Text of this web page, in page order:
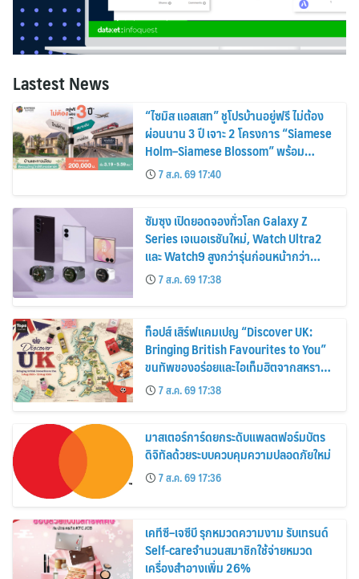
Lastest News
“ไซมิส แอสเสท” ชูโปรบ้านอยู่ฟรี ไม่ต้อง
ผ่อนนาน 3 ปี เจาะ 2 โครงการ “Siamese
Holm–Siamese Blossom” พร้อม
ส่วนลดและสิทธิพิเศษถึง 31 สิงหาคม
2569
7 ส.ค. 69 17:40
ซัมซุง เปิดยอดจองทั่วโลก Galaxy Z
Series เจเนอเรชันใหม่, Watch Ultra2
และ Watch9 สูงกว่ารุ่นก่อนหน้ากว่า
30%7 ส.ค. 69 17:38
ท็อปส์ เสิร์ฟแคมเปญ “Discover UK:
Bringing British Favourites to You”
ขนทัพของอร่อยและไอเท็มฮิตจากสหราช
อาณาจักร ส่งตรงถึงมือตั้งแต่วันนี้ – 18
สิงหาคมนี้
7 ส.ค. 69 17:38
มาสเตอร์การ์ดยกระดับแพลตฟอร์มบัตร
ดิจิทัลด้วยระบบควบคุมความปลอดภัยใหม่
7 ส.ค. 69 17:36
เคทีซี–เจซีบี รุกหมวดความงาม รับเทรนด์
Self-careจำนวนสมาชิกใช้จ่ายหมวด
เครื่องสำอางเพิ่ม 26%